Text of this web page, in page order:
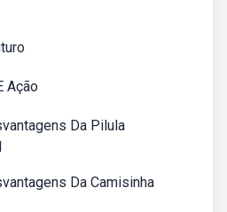
Ação
Da Pilula
Da Camisinha